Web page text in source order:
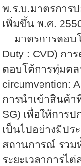
พ.ร.บ.มาตรการ
เพิ่มขึ้น พ.ศ.
มาตรการตอบ
Duty : CVD) กา
ตอบโต้การทุ่มต
circumvention:
การนำเข้าสินค้า
SG) เพื่อให้การป
เป็นไปอย่างมีปร
สถานการณ์ รวม
ระยะเวลาการไ